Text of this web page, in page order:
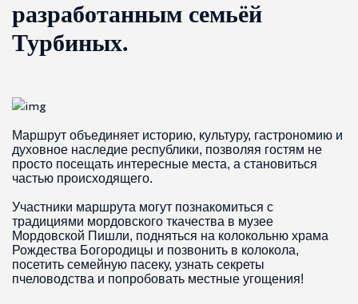
разработанным семьёй
Турбиных.
Маршрут объединяет историю, культуру, гастрономию и
духовное наследие республики, позволяя гостям не
просто посещать интересные места, а становиться
частью происходящего.
Участники маршрута могут познакомиться с
традициями мордовского ткачества в музее
Мордовской Пишли, подняться на колокольню храма
Рождества Богородицы и позвонить в колокола,
посетить семейную пасеку, узнать секреты
пчеловодства и попробовать местные угощения!